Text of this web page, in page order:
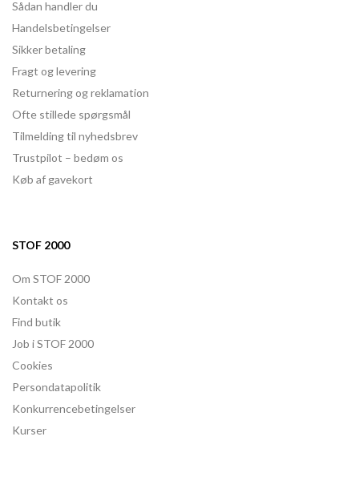
Sådan handler du
Handelsbetingelser
Sikker betaling
Fragt og levering
Returnering og reklamation
Ofte stillede spørgsmål
Tilmelding til nyhedsbrev
Trustpilot – bedøm os
Køb af gavekort
STOF 2000
Om STOF 2000
Kontakt os
Find butik
Job i STOF 2000
Cookies
Persondatapolitik
Konkurrencebetingelser
Kurser